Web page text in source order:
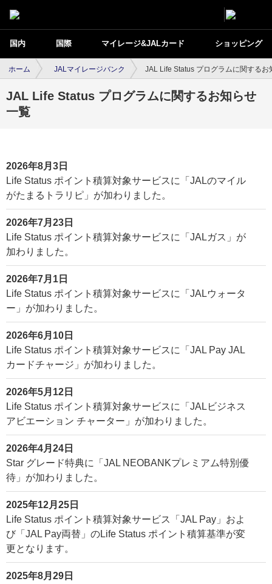
国内 国際 マイレージ&JALカード ショッピング
ホーム JALマイレージバンク JAL Life Status プログラムに関するお
JAL Life Status プログラムに関するお知らせ
一覧
2026年8月3日
Life Status ポイント積算対象サービスに「JALのマイル
がたまるトラリピ」が加わりました。
2026年7月23日
Life Status ポイント積算対象サービスに「JALガス」が
加わりました。
2026年7月1日
Life Status ポイント積算対象サービスに「JALウォータ
ー」が加わりました。
2026年6月10日
Life Status ポイント積算対象サービスに「JAL Pay JAL
カードチャージ」が加わりました。
2026年5月12日
Life Status ポイント積算対象サービスに「JALビジネス
アビエーション チャーター」が加わりました。
2026年4月24日
Star グレード特典に「JAL NEOBANKプレミアム特別優
待」が加わりました。
2025年12月25日
Life Status ポイント積算対象サービス「JAL Pay」およ
び「JAL Pay両替」のLife Status ポイント積算基準が変
更となります。
2025年8月29日